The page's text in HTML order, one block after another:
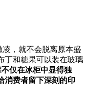
，就不会脱离原本盛
和糖果可以装在玻璃
仅在冰柜中显得独
消费者留下深刻的印